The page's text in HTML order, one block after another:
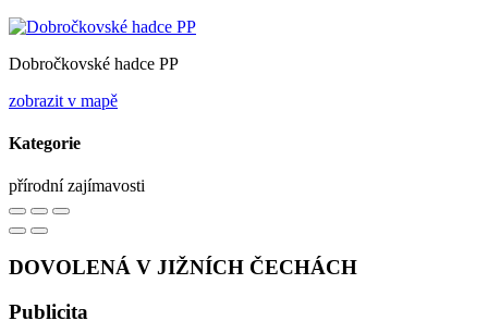
Dobročkovské hadce PP
zobrazit v mapě
Kategorie
přírodní zajímavosti
DOVOLENÁ V JIŽNÍCH ČECHÁCH
Publicita